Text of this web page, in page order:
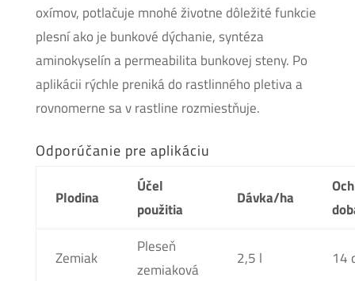
oxímov, potlačuje mnohé životne dôležité funkcie
plesní ako je bunkové dýchanie, syntéza
aminokyselín a permeabilita bunkovej steny. Po
aplikácii rýchle preniká do rastlinného pletiva a
rovnomerne sa v rastline rozmiestňuje.
Odporúčanie pre aplikáciu
Plodina
Účel
použitia
Dávka/ha
Zemiak
Pleseň
zemiaková
2,5 l 14